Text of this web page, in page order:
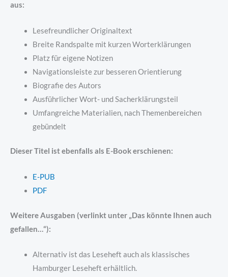
aus:
Lesefreundlicher Originaltext
Breite Randspalte mit kurzen Worterklärungen
Platz für eigene Notizen
Navigationsleiste zur besseren Orientierung
Biografie des Autors
Ausführlicher Wort- und Sacherklärungsteil
Umfangreiche Materialien, nach Themenbereichen
gebündelt
Dieser Titel ist ebenfalls als E-Book erschienen:
E-PUB
PDF
Weitere Ausgaben (verlinkt unter „Das könnte Ihnen auch
gefallen…“):
Alternativ ist das Leseheft auch als klassisches
Hamburger Leseheft erhältlich.